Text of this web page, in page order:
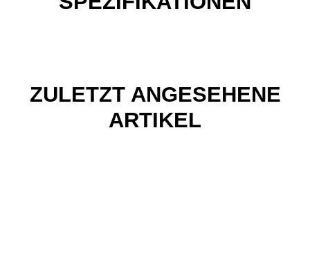
ZULETZT ANGESEHENE
ARTIKEL